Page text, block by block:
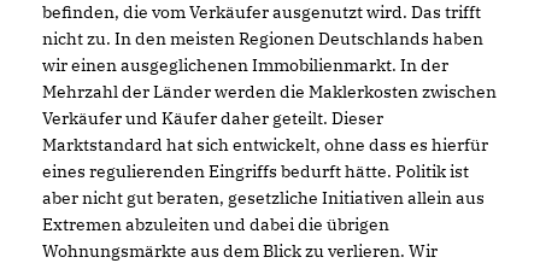
befinden, die vom Verkäufer ausgenutzt wird. Das trifft
nicht zu. In den meisten Regionen Deutschlands haben
wir einen ausgeglichenen Immobilienmarkt. In der
Mehrzahl der Länder werden die Maklerkosten zwischen
Verkäufer und Käufer daher geteilt. Dieser
Marktstandard hat sich entwickelt, ohne dass es hierfür
eines regulierenden Eingriffs bedurft hätte. Politik ist
aber nicht gut beraten, gesetzliche Initiativen allein aus
Extremen abzuleiten und dabei die übrigen
Wohnungsmärkte aus dem Blick zu verlieren. Wir